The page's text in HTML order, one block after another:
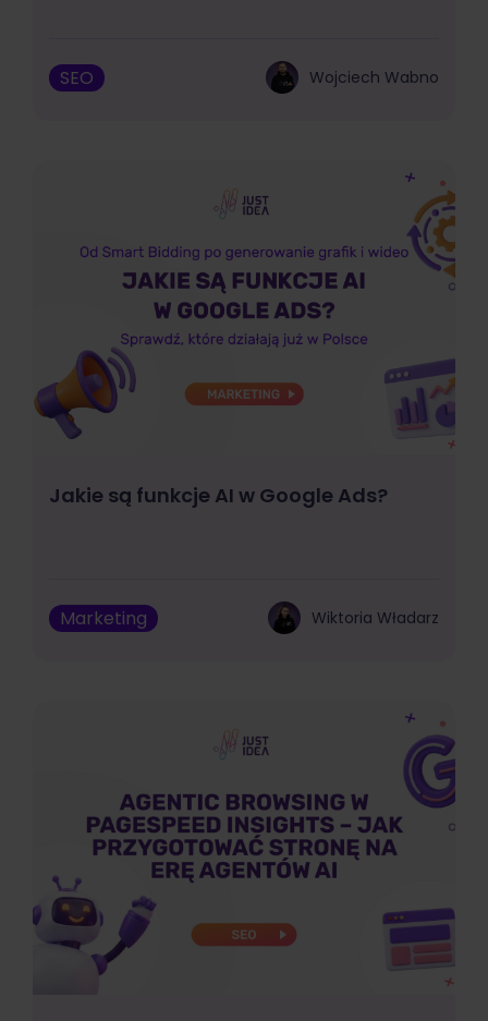
SEO Wojciech Wabno
Jakie są funkcje AI w Google Ads?
Marketing Wiktoria Władarz